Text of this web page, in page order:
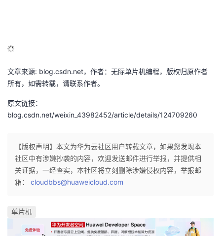
文章来源: blog.csdn.net，作者：无际单片机编程，版权归原作者
所有，如需转载，请联系作者。
原文链接：
blog.csdn.net/weixin_43982452/article/details/124709260
【版权声明】本文为华为云社区用户转载文章，如果您发现本
社区中有涉嫌抄袭的内容，欢迎发送邮件进行举报，并提供相
关证据，一经查实，本社区将立刻删除涉嫌侵权内容，举报邮
箱： cloudbbs@huaweicloud.com
单片机